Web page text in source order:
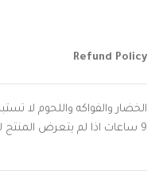
Refund Policy
الخضار والفواكه واللحوم لا
9 ساعات اذا لم يتعرض المنتج للتلف